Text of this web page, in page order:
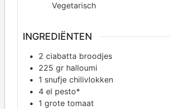
Vegetarisch
INGREDIËNTEN
2 ciabatta broodjes
225 gr halloumi
1 snufje chilivlokken
4 el pesto*
1 grote tomaat